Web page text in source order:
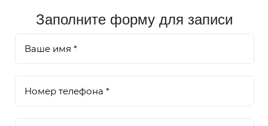
Заполните форму для записи